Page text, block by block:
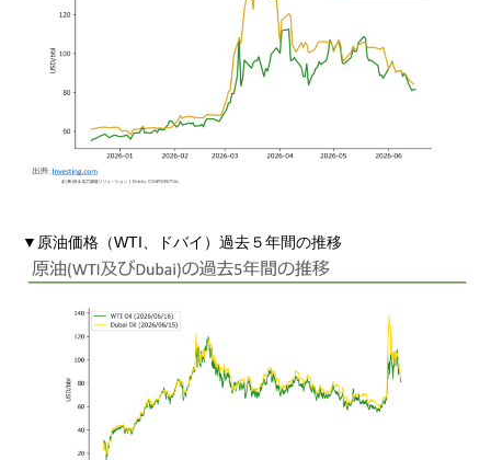
▼原油価格（WTI、ドバイ）過去５年間の推移